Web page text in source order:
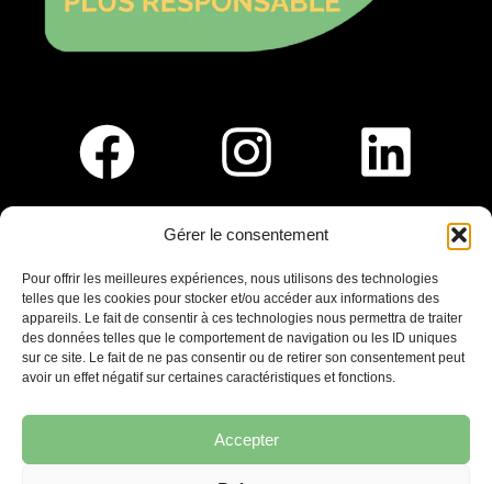
Gérer le consentement
Pour offrir les meilleures expériences, nous utilisons des technologies
telles que les cookies pour stocker et/ou accéder aux informations des
appareils. Le fait de consentir à ces technologies nous permettra de traiter
des données telles que le comportement de navigation ou les ID uniques
sur ce site. Le fait de ne pas consentir ou de retirer son consentement peut
avoir un effet négatif sur certaines caractéristiques et fonctions.
Accepter
Saint-Germain-En-Laye
Ligne R2-Nord
Tramway T13
20mins à pied du RER A